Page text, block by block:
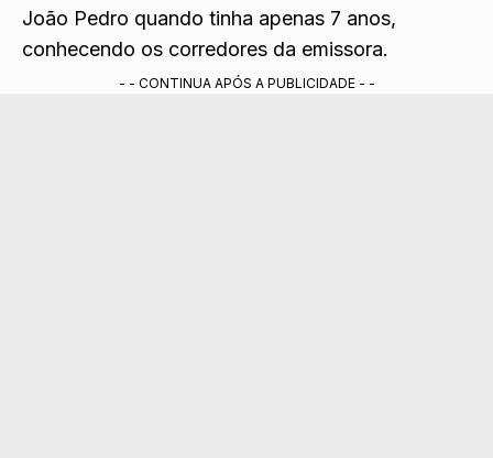
João Pedro quando tinha apenas 7 anos,
conhecendo os corredores da emissora.
- - CONTINUA APÓS A PUBLICIDADE - -